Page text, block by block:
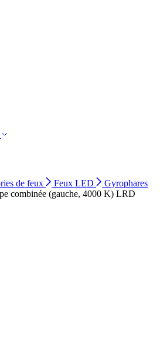
de feux Feux LED
Gyrophares
combinée (gauche, 4000 K) LRD